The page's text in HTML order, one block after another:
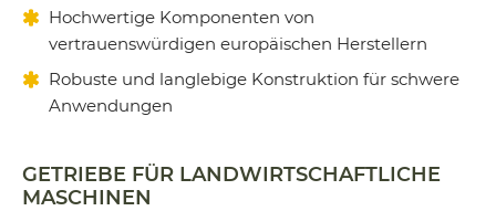
Hochwertige Komponenten von
vertrauenswürdigen europäischen Herstellern
Robuste und langlebige Konstruktion für schwere
Anwendungen
GETRIEBE FÜR LANDWIRTSCHAFTLICHE
MASCHINEN